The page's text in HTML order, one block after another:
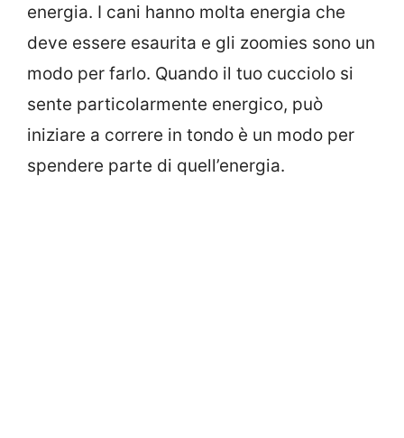
energia. I cani hanno molta energia che
deve essere esaurita e gli zoomies sono un
modo per farlo. Quando il tuo cucciolo si
sente particolarmente energico, può
iniziare a correre in tondo è un modo per
spendere parte di quell’energia.